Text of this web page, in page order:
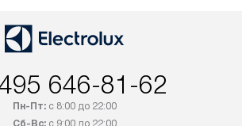
могут
покупателю
«Под заказ»,
менеджером сайта.
по монтажу
646-81-62
Пн-Пт:с 8:00 до 22:00
Сб-Вс:с 9:00 до 22:00